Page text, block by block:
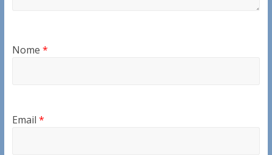
Nome *
Email *